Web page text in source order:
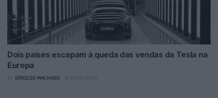
Dois países escapam à queda das vendas da Tesla na
Europa
VIRGILIO MACHADO